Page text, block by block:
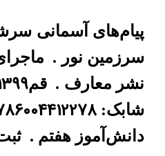
پیام‌های آسمانی
سرزمین نور . ماجرای
نشر معارف . قم 139948ص.
شابک:9786004412278
دانش‌آموز هفتم . ثبت: